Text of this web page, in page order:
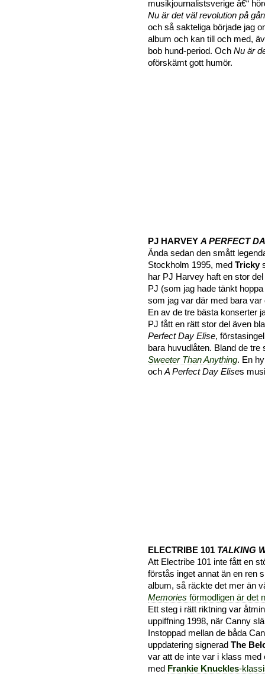
musikjournalistsverige â€“
Nu är det väl revolution på
och så sakteliga började jag
album och kan till och med,
bob hund-period. Och Nu är
oförskämt gott humör.
PJ HARVEY A PERFECT
Ända sedan den smått
Stockholm 1995, med Tricky
har PJ Harvey haft en stor
PJ (som jag hade tänkt
som jag var där med bara
En av de tre bästa konserter
PJ fått en rätt stor del även
Perfect Day Elise,
bara huvudlåten. Bland de
Sweeter Than Anything. En
och A Perfect Day Elises
ELECTRIBE 101 TALKING
Att Electribe 101 inte fått en
förstås inget annat än en ren
album, så räckte det mer än
Memories förmodligen är det
Ett steg i rätt riktning var
uppiffning 1998, när Canny
Instoppad mellan de båda
uppdatering signerad The
var att de inte var i klass med
med Frankie Knuckles-